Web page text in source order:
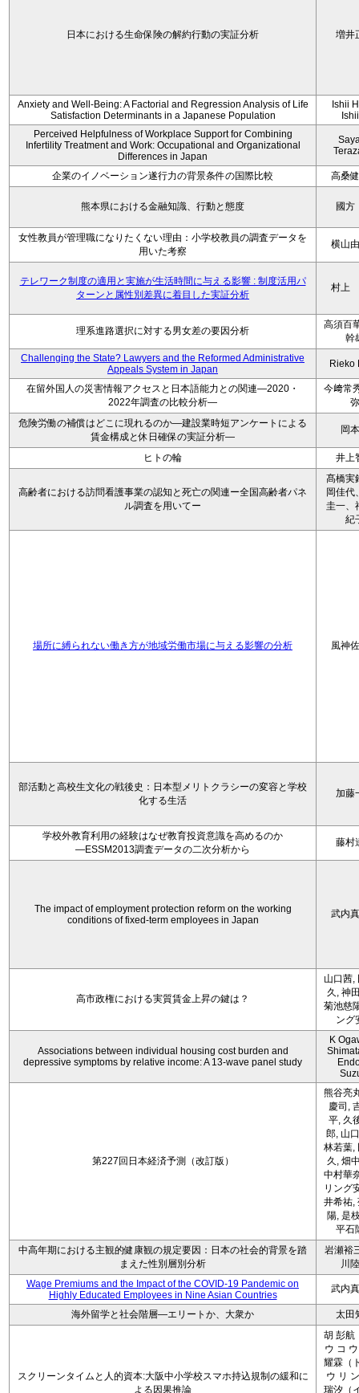
日本における生命保険の解約行動の実証分析 増井
Anxiety and Well-Being: A Factorial and Regression Analysis of Life
Satisfaction Determinants in a Japanese Population
Ishii
Perceived Helpfulness of Workplace Support for Combining
Infertility Treatment and Work: Occupational and Organizational
Differences in Japan
企業のイノベーション遂行力の背景条件の国際比較 高桑
熊本県における金融知識、行動と態度 國
女性教員が管理職になりたくない理由：小学校教員の調査データを
用いた考察
横山
テレワーク制度の適用と実施が生活時間に与える影響 : 制度活用パ
ターンと属性別差異に着目した実証分析
村上
理系進路選択に対する男女差の要因分析
高須百
幹
Challenging the State? Lawyers and the Reformed Administrative
Appeals System in Japan
Rieko
在留外国人の災害情報アクセスと日本語能力との関連―2020・
2022年調査の比較分析―
今﨑常
弥
危険労働の補償はどこに現れるのか―建設業時短アンケートによる
賃金構成と休日確保の実証分析―
岡
ヒトの輪 井上
高齢者における訪問看護事業の認知と死亡の関連ー全国高齢者パネ
ル調査を用いてー
髙橋実
岡佳代
圭一、
紀
場所に縛られない働き方が地域労働市場に与える影響の分析 風神
部活動と高校生文化の戦後史：日本型メリトクラシーの変容と学校
化する生活
加藤
学校外教育利用の経験はなぜ教育投資意識を高めるのか
―ESSM2013調査データの二次分析から
藤村
The impact of employment protection reform on the working
conditions of fixed-term employees in Japan
武内
高市政権における実質賃金上昇の鍵は？
山口茜,
久, 神
菊池慈
ング
Associations between individual housing cost burden and
depressive symptoms by relative income: A 13-wave panel study
K
第227回日本経済予測（改訂版）
熊谷亮
慶司,
平, 久
郎, 山
林若葉,
久, 畑
中村華
リング
井希祐,
陽, 是
平石
中高年期における主観的健康観の規定要因：日本の社会的背景を踏
まえた性別層別分析
岩瀬裕
川
Wage Premiums and the Impact of the COVID‑19 Pandemic on
Highly Educated Employees in Nine Asian Countries
武内
海外留学と社会階層―エリートか、大衆か 太田
スクリーンタイムと人的資本:大阪中小学校スマホ持込規制の緩和に
よる因果推論
胡 彭航
ウ コ
耀霖（
ウ リ
瑞汐（